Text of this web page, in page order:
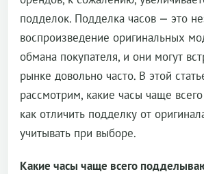
подделок. Подделка часов — это
воспроизведение оригинальных
обмана покупателя, и они могут
рынке довольно часто. В этой
рассмотрим, какие часы чаще
как отличить подделку от
учитывать при выборе.
Какие часы чаще всего